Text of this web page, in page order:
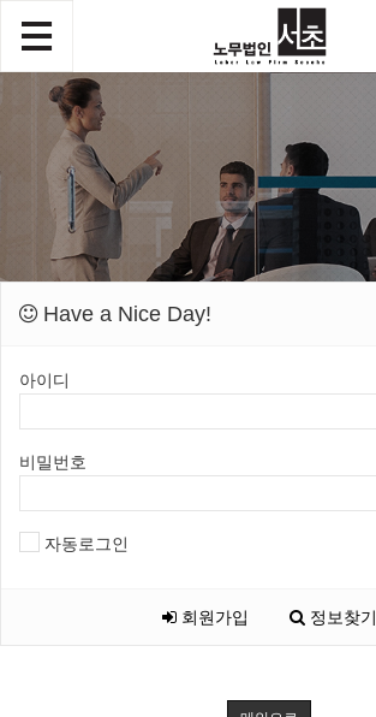
Have a Nice Day!
아이디
비밀번호
자동로그인
회원가입 정보찾기